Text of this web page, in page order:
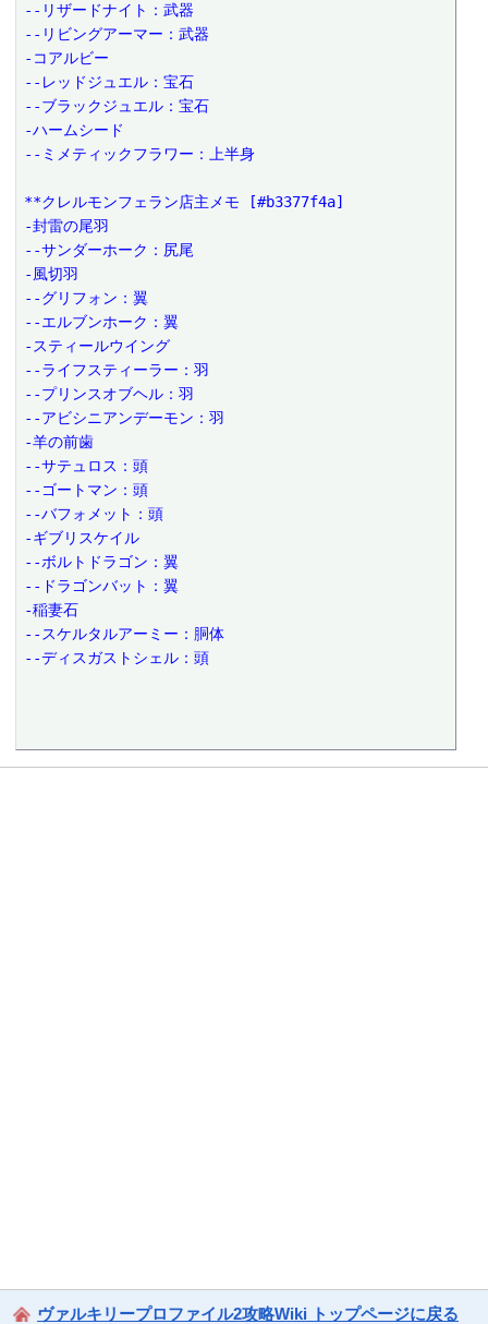
--リザードナイト：武器
--リビングアーマー：武器
-コアルビー
--レッドジュエル：宝石
--ブラックジュエル：宝石
-ハームシード
--ミメティックフラワー：上半身
**クレルモンフェラン店主メモ [#b3377f4a]
-封雷の尾羽
--サンダーホーク：尻尾
-風切羽
--グリフォン：翼
--エルブンホーク：翼
-スティールウイング
--ライフスティーラー：羽
--プリンスオブヘル：羽
--アビシニアンデーモン：羽
-羊の前歯
--サテュロス：頭
--ゴートマン：頭
--バフォメット：頭
-ギブリスケイル
--ボルトドラゴン：翼
--ドラゴンバット：翼
-稲妻石
--スケルタルアーミー：胴体
--ディスガストシェル：頭
ヴァルキリープロファイル2攻略Wiki トップページに戻る